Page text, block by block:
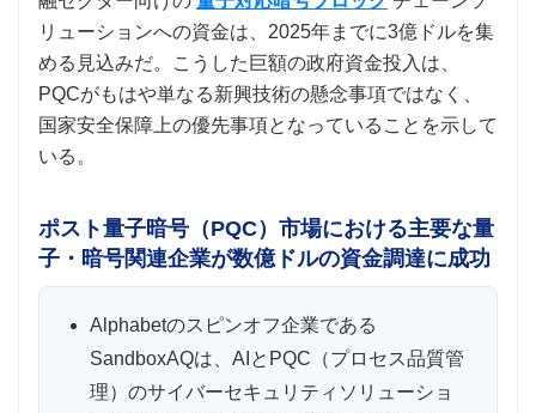
リューションへの資金は、2025年までに3億ドルを集
める見込みだ。こうした巨額の政府資金投入は、
PQCがもはや単なる新興技術の懸念事項ではなく、
国家安全保障上の優先事項となっていることを示して
いる。
ポスト量子暗号（PQC）市場における主要な量
子・暗号関連企業が数億ドルの資金調達に成功
Alphabetのスピンオフ企業である
SandboxAQは、AIとPQC（プロセス品質管
理）のサイバーセキュリティソリューショ